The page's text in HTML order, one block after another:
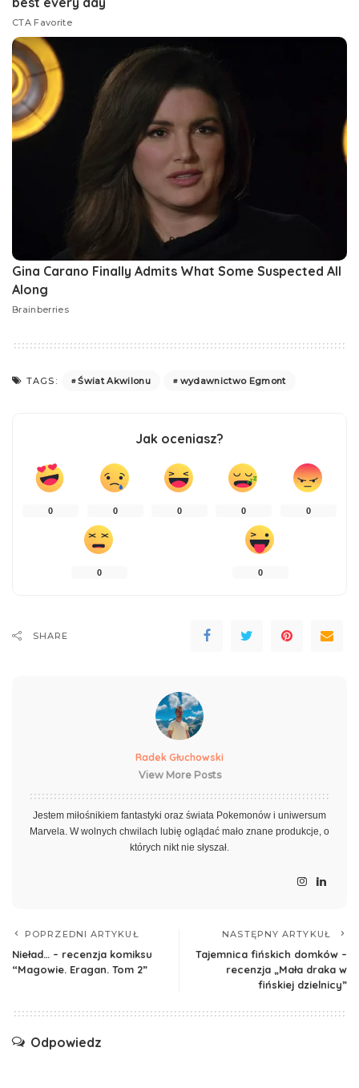
TAGS: Świat Akwilonu wydawnictwo Egmont
Jak oceniasz?
0 0 0 0 0
0 0
SHARE
Radek Głuchowski
View More Posts
Jestem miłośnikiem fantastyki oraz świata Pokemonów i uniwersum
Marvela. W wolnych chwilach lubię oglądać mało znane produkcje, o
których nikt nie słyszał.
POPRZEDNI ARTYKUŁ
Nieład… – recenzja komiksu
“Magowie. Eragan. Tom 2”
NASTĘPNY ARTYKUŁ
Tajemnica fińskich domków –
recenzja „Mała draka w
fińskiej dzielnicy”
Odpowiedz